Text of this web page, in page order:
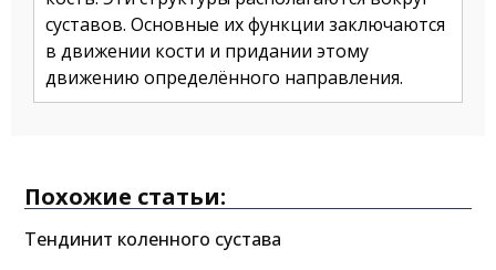
суставов. Основные их функции заключаются
в движении кости и придании этому
движению определённого направления.
Похожие статьи:
Тендинит коленного сустава